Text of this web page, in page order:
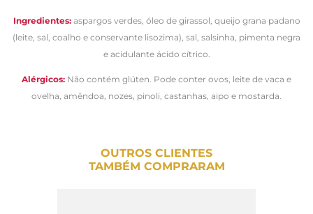
Ingredientes: aspargos verdes, óleo de girassol, queijo grana padano
(leite, sal, coalho e conservante lisozima), sal, salsinha, pimenta negra
e acidulante ácido cítrico.
Alérgicos: Não contém glúten. Pode conter ovos, leite de vaca e
ovelha, amêndoa, nozes, pinoli, castanhas, aipo e mostarda.
OUTROS CLIENTES
TAMBÉM COMPRARAM